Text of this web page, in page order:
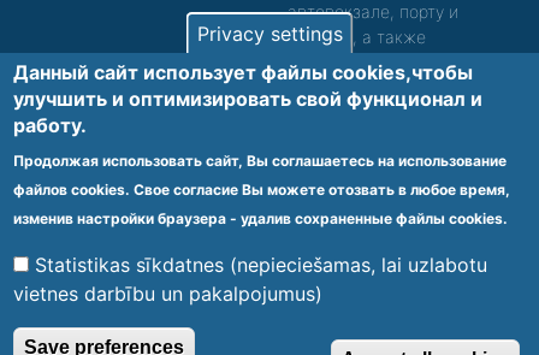
автовокзале, порту и
вокзале, а также
сопровождение. Просьба
звонить, чтобы уточнить
детали.
Обеспечиваем доступность среды для лиц с
функциональными нарушениями.
Footer
menu
Vietnes karte Noteikumi un privātuma politika
© 2020 Kūrorta Rehabilitācijas Centrs - Jaunķemeri. Visas tiesības
Privacy settings
Данный сайт использует файлы cookies,чтобы
улучшить и оптимизировать cвой функционал и
работу.
Продолжая использовать сайт, Вы соглашаетесь на использование
файлов cookies. Свое согласие Вы можете отозвать в любое время,
изменив настройки браузера - удалив сохраненные файлы cookies.
Statistikas sīkdatnes (nepieciešamas, lai uzlabotu
vietnes darbību un pakalpojumus)
Save preferences